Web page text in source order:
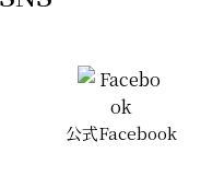
公式Facebook